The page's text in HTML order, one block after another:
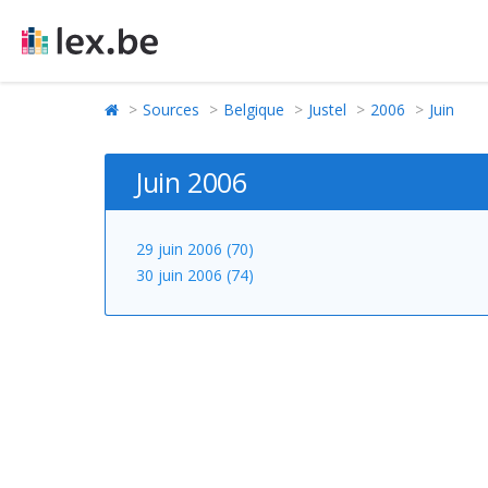
Sources Belgique Justel 2006 Juin
Juin 2006
29 juin 2006 (70)
30 juin 2006 (74)